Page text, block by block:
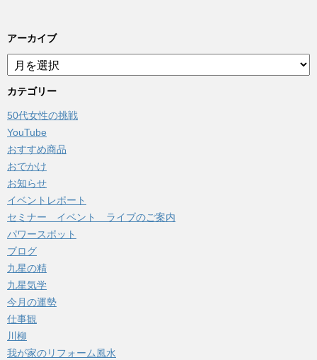
アーカイブ
ア
ー
カ
ブ
カテゴリー
50代女性の挑戦
YouTube
おすすめ商品
おでかけ
お知らせ
イベントレポート
セミナー イベント ライブのご案内
パワースポット
ブログ
九星の精
九星気学
今月の運勢
仕事観
川柳
我が家のリフォーム風水